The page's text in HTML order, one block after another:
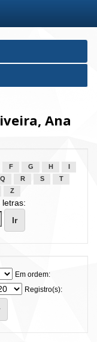
Ana
F G H
Q R S
T
Z
Em ordem:
Registro(s):